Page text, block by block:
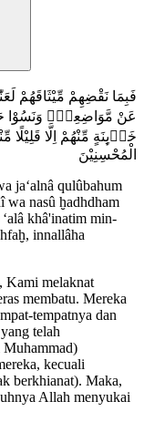
فَبِمَا نَقْضِهِمْ مِّيْثَاقَهُمْ
عَنْ مَّوَاضِعِهٖۙ وَنَسُوْا
خَاۤىِٕنَةٍ مِّنْهُمْ اِلَّا
الْمُحْسِنِيْنَ
ja‘alnâ qulûbahum
wa nasû ḫadhdham
khâ'inatim min-
innallâha
Kami melaknat
membatu. Mereka
tempatnya dan
telah
Muhammad)
kecuali
berkhianat). Maka,
Allah menyukai